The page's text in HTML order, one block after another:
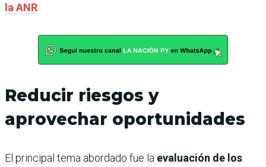
la ANR
Reducir riesgos y
aprovechar oportunidades
El principal tema abordado fue la evaluación de los